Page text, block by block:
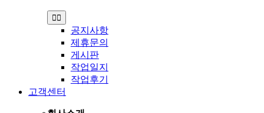
Toggle
Navigation
공지사항
제휴문의
게시판
작업일지
작업후기
고객센터